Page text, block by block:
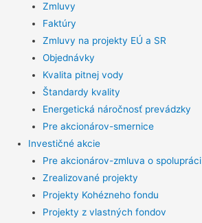
Zmluvy
Faktúry
Zmluvy na projekty EÚ a SR
Objednávky
Kvalita pitnej vody
Štandardy kvality
Energetická náročnosť prevádzky
Pre akcionárov-smernice
Investičné akcie
Pre akcionárov-zmluva o spolupráci
Zrealizované projekty
Projekty Kohézneho fondu
Projekty z vlastných fondov